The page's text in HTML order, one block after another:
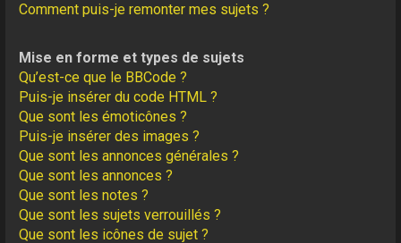
Comment puis-je remonter mes sujets ?
Mise en forme et types de sujets
Qu’est-ce que le BBCode ?
Puis-je insérer du code HTML ?
Que sont les émoticônes ?
Puis-je insérer des images ?
Que sont les annonces générales ?
Que sont les annonces ?
Que sont les notes ?
Que sont les sujets verrouillés ?
Que sont les icônes de sujet ?